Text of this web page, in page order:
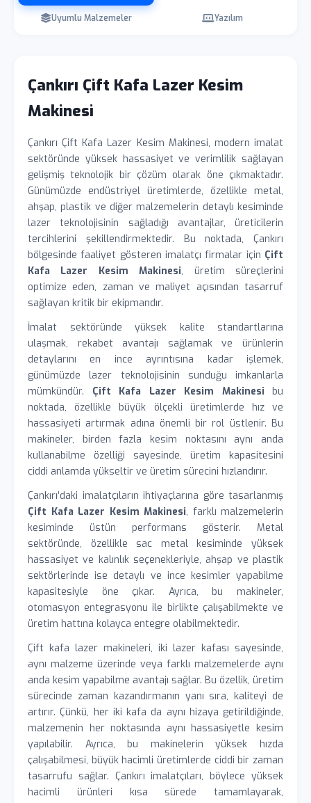
Uyumlu Malzemeler Yazılım
Çankırı Çift Kafa Lazer Kesim
Makinesi
Çankırı Çift Kafa Lazer Kesim Makinesi, modern imalat
sektöründe yüksek hassasiyet ve verimlilik sağlayan
gelişmiş teknolojik bir çözüm olarak öne çıkmaktadır.
Günümüzde endüstriyel üretimlerde, özellikle metal,
ahşap, plastik ve diğer malzemelerin detaylı kesiminde
lazer teknolojisinin sağladığı avantajlar, üreticilerin
tercihlerini şekillendirmektedir. Bu noktada, Çankırı
bölgesinde faaliyet gösteren imalatçı firmalar için Çift
Kafa Lazer Kesim Makinesi, üretim süreçlerini
optimize eden, zaman ve maliyet açısından tasarruf
sağlayan kritik bir ekipmandır.
İmalat sektöründe yüksek kalite standartlarına
ulaşmak, rekabet avantajı sağlamak ve ürünlerin
detaylarını en ince ayrıntısına kadar işlemek,
günümüzde lazer teknolojisinin sunduğu imkanlarla
mümkündür. Çift Kafa Lazer Kesim Makinesi bu
noktada, özellikle büyük ölçekli üretimlerde hız ve
hassasiyeti artırmak adına önemli bir rol üstlenir. Bu
makineler, birden fazla kesim noktasını aynı anda
kullanabilme özelliği sayesinde, üretim kapasitesini
ciddi anlamda yükseltir ve üretim sürecini hızlandırır.
Çankırı’daki imalatçıların ihtiyaçlarına göre tasarlanmış
Çift Kafa Lazer Kesim Makinesi, farklı malzemelerin
kesiminde üstün performans gösterir. Metal
sektöründe, özellikle sac metal kesiminde yüksek
hassasiyet ve kalınlık seçenekleriyle, ahşap ve plastik
sektörlerinde ise detaylı ve ince kesimler yapabilme
kapasitesiyle öne çıkar. Ayrıca, bu makineler,
otomasyon entegrasyonu ile birlikte çalışabilmekte ve
üretim hattına kolayca entegre olabilmektedir.
Çift kafa lazer makineleri, iki lazer kafası sayesinde,
aynı malzeme üzerinde veya farklı malzemelerde aynı
anda kesim yapabilme avantajı sağlar. Bu özellik, üretim
sürecinde zaman kazandırmanın yanı sıra, kaliteyi de
artırır. Çünkü, her iki kafa da aynı hizaya getirildiğinde,
malzemenin her noktasında aynı hassasiyetle kesim
yapılabilir. Ayrıca, bu makinelerin yüksek hızda
çalışabilmesi, büyük hacimli üretimlerde ciddi bir zaman
tasarrufu sağlar. Çankırı imalatçıları, böylece yüksek
hacimli ürünleri kısa sürede tamamlayarak,